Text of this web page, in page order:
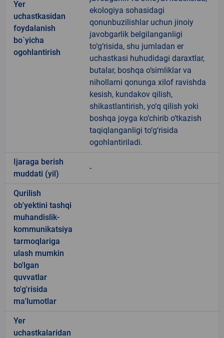
Yer
uchastkasidan
foydalanish
bo`yicha
ogohlantirish
ekologiya sohasidagi
qonunbuzilishlar uchun jinoiy
javobgarlik belgilanganligi
to‘g‘risida, shu jumladan er
uchastkasi huhudidagi daraxtlar,
butalar, boshqa o‘simliklar va
nihollarni qonunga xilof ravishda
kesish, kundakov qilish,
shikastlantirish, yo‘q qilish yoki
boshqa joyga ko‘chirib o‘tkazish
taqiqlanganligi to‘g‘risida
ogohlantiriladi.
Ijaraga berish
muddati (yil)
-
Qurilish
ob'yektini tashqi
muhandislik-
kommunikatsiya
tarmoqlariga
ulash mumkin
bo'lgan
quvvatlar
to'g'risida
ma'lumotlar
Yer
uchastkalaridan